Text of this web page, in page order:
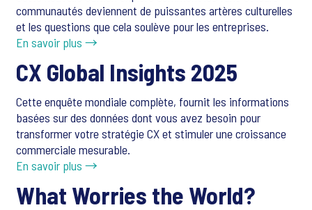
communautés deviennent de puissantes artères culturelles
et les questions que cela soulève pour les entreprises.
En savoir plus →
CX Global Insights 2025
Cette enquête mondiale complète, fournit les informations
basées sur des données dont vous avez besoin pour
transformer votre stratégie CX et stimuler une croissance
commerciale mesurable.
En savoir plus →
What Worries the World?